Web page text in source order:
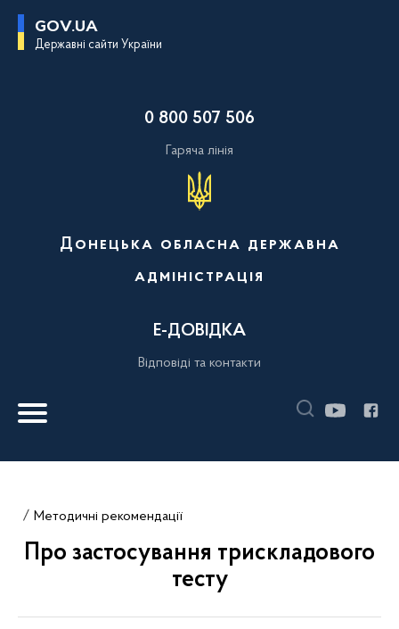
GOV.UA
Державні сайти України
0 800 507 506
Гаряча лінія
Донецька обласна державна
адміністрація
Е-ДОВІДКА
Відповіді та контакти
Методичні рекомендації
Про застосування трискладового
тесту